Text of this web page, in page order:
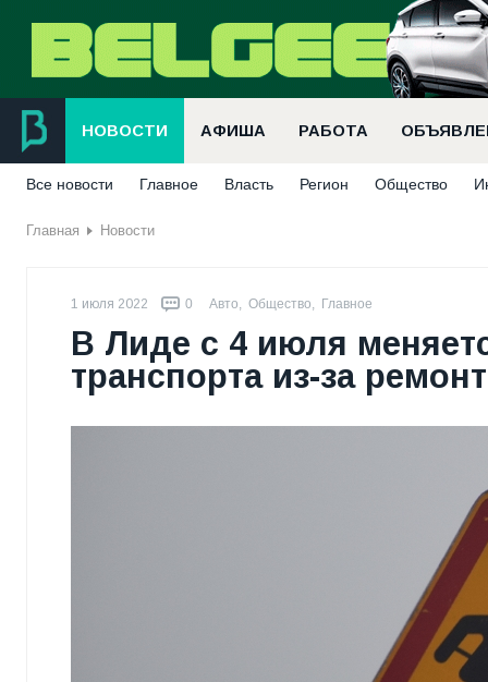
НОВОСТИ АФИША РАБОТА
Все новости Главное Власть Регион Общество
Главная Новости
1 июля 2022 0 Авто, Общество, Главное
В Лиде с 4 июля
транспорта из-за